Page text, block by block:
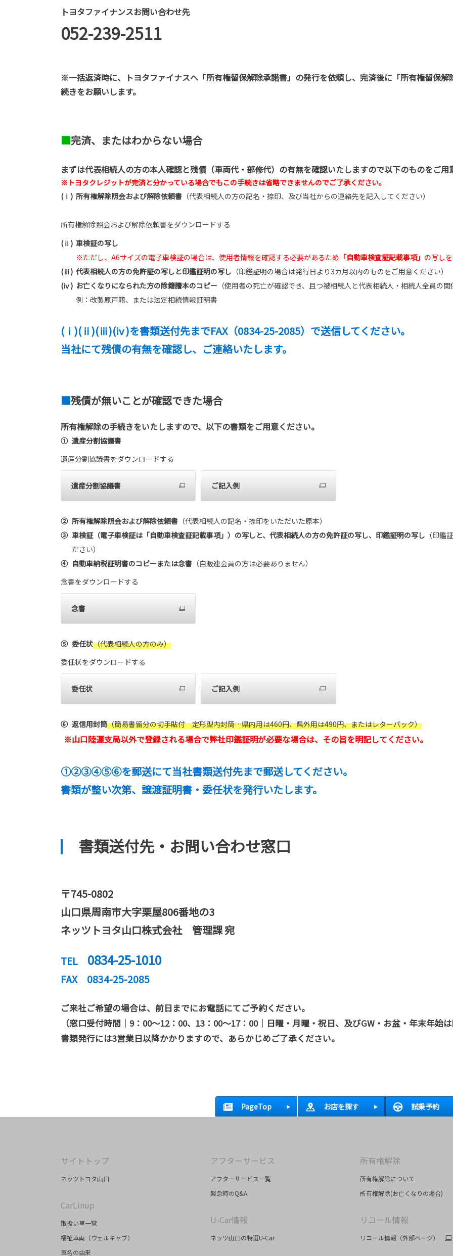
トヨタファイナンスお問い合わせ先
052-239-2511
※一括返済時に、トヨタファイナスへ「所有権留保解除承諾書」の発行を依頼し、完済後に「所有権留保
続きをお願いします。
■完済、またはわからない場合
まずは代表相続人の方の本人確認と残債（車両代・部修代）の有無を確認いたしますので以下のものをご用
※トヨタクレジットが完済と分かっている場合でもこの手続きは省略できませんのでご了承ください。
(ⅰ) 所有権解除照会および解除依頼書 （代表相続人の方の記名・捺印、及び当社からの連絡先を記入してください）
所有権解除照会および解除依頼書をダウンロードする
(ⅱ) 車検証の写し
※ただし、A6サイズの電子車検証の場合は、使用者情報を確認する必要があるため 「自動車検査証記載事項」 の写し
(ⅲ) 代表相続人の方の免許証の写しと印鑑証明の写し （印鑑証明の場合は発行日より3カ月以内のものをご用意ください）
(ⅳ) お亡くなりになられた方の除籍謄本のコピー （使用者の死亡が確認でき、且つ被相続人と代表相続人・相続人全員の
例：改製原戸籍、または法定相続情報証明書
(ⅰ)(ⅱ)(ⅲ)(ⅳ)を書類送付先までFAX（0834-25-2085）で送信してください。
当社にて残債の有無を確認し、ご連絡いたします。
■残債が無いことが確認できた場合
所有権解除の手続きをいたしますので、以下の書類をご用意ください。
① 遺産分割協議書
遺産分割協議書をダウンロードする
遺産分割協議書 ご記入例
② 所有権解除照会および解除依頼書 （代表相続人の記名・捺印をいただいた原本）
③ 車検証（電子車検証は「自動車検査証記載事項」）の写しと、代表相続人の方の免許証の写し、印鑑証明の写し （印鑑
ださい）
④ 自動車納税証明書のコピーまたは念書 （自販連会員の方は必要ありません）
念書をダウンロードする
念書
⑤ 委任状（代表相続人の方のみ）
委任状をダウンロードする
委任状 ご記入例
⑥ 返信用封筒（簡易書留分の切手貼付 定形型内封筒…県内用は460円、県外用は490円、またはレターパック）
※山口陸運支局以外で登録される場合で弊社印鑑証明が必要な場合は、その旨を明記してください。
①②③④⑤⑥を郵送にて当社書類送付先まで郵送してください。
書類が整い次第、譲渡証明書・委任状を発行いたします。
書類送付先・お問い合わせ窓口
〒745-0802
山口県周南市大字栗屋806番地の3
ネッツトヨタ山口株式会社 管理課 宛
TEL 0834-25-1010
FAX 0834-25-2085
ご来社ご希望の場合は、前日までにお電話にてご予約ください。
（窓口受付時間｜9：00～12：00、13：00～17：00｜日曜・月曜・祝日、及びGW・お盆・年末年始
書類発行には3営業日以降かかりますので、あらかじめご了承ください。
PageTop お店を探す 試乗予約
サイトトップ
ネッツトヨタ山口
CarLinup
取扱い車一覧
福祉車両（ウェルキャブ）
車名の由来
アフターサービス
アフターサービス一覧
緊急時のQ&A
U-Car情報
ネッツ山口の特選U-Car
所有権解除
所有権解除について
所有権解除(お亡くなりの場合)
リコール情報
リコール情報（外部ページ）